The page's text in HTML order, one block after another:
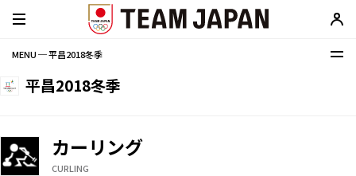
MENU ─ 平昌2018冬季
平昌2018冬季
カーリング
CURLING